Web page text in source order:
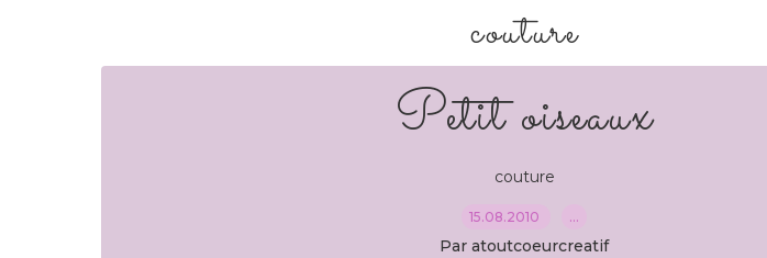
couture
Petit oiseaux
couture
15.08.2010 …
Par atoutcoeurcreatif